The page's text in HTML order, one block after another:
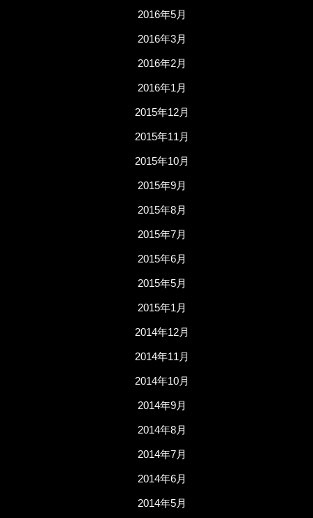
2016年5月
2016年3月
2016年2月
2016年1月
2015年12月
2015年11月
2015年10月
2015年9月
2015年8月
2015年7月
2015年6月
2015年5月
2015年1月
2014年12月
2014年11月
2014年10月
2014年9月
2014年8月
2014年7月
2014年6月
2014年5月